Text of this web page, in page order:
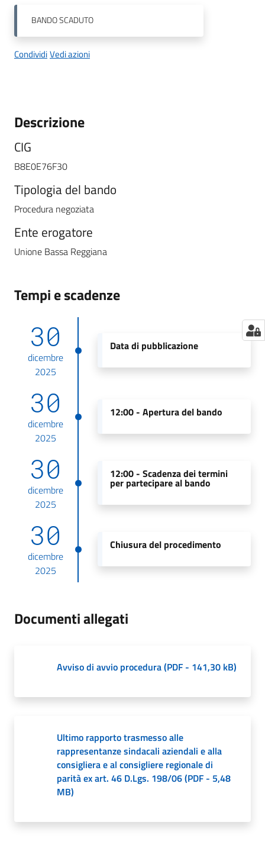
BANDOSCADUTO
CondividiVedi azioni
Descrizione
CIG
B8E0E76F30
Tipologia del bando
Procedura negoziata
Ente erogatore
Unione Bassa Reggiana
Tempi e scadenze
30
dicembre
2025
Data di pubblicazione
30
dicembre
2025
12:00 - Apertura del bando
30
dicembre
2025
12:00 - Scadenza dei termini
per partecipare al bando
30
dicembre
2025
Chiusura del procedimento
Documenti allegati
Avviso di avvio procedura(PDF - 141,30 kB)
Ultimo rapporto trasmesso alle
rappresentanze sindacali aziendali e alla
consigliera e al consigliere regionale di
parità ex art. 46 D.Lgs. 198/06(PDF - 5,48
MB)